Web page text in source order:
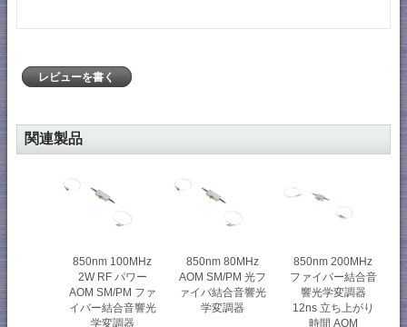
レビューを書く
関連製品
850nm 100MHz
2W RF パワー
AOM SM/PM ファ
イバー結合音響光
学変調器
850nm 80MHz
AOM SM/PM 光フ
ァイバ結合音響光
学変調器
850nm 200MHz
ファイバー結合音
響光学変調器
12ns 立ち上がり
時間 AOM